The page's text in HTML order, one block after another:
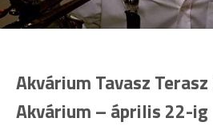
Akvárium Tavasz
Akvárium – április 22-ig